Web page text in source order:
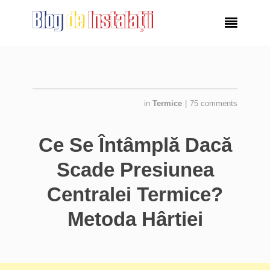

in Termice 75 comments
Ce Se Întâmplă Dacă
Scade Presiunea
Centralei Termice?
Metoda Hârtiei